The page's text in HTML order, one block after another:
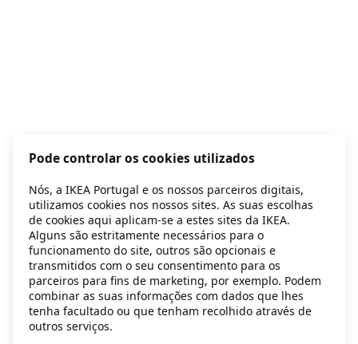
Application error: a client-side exception has occurred
Pode controlar os cookies utilizados
Nós, a IKEA Portugal e os nossos parceiros digitais,
utilizamos cookies nos nossos sites. As suas escolhas
de cookies aqui aplicam-se a estes sites da IKEA.
Alguns são estritamente necessários para o
funcionamento do site, outros são opcionais e
transmitidos com o seu consentimento para os
parceiros para fins de marketing, por exemplo. Podem
combinar as suas informações com dados que lhes
tenha facultado ou que tenham recolhido através de
outros serviços.